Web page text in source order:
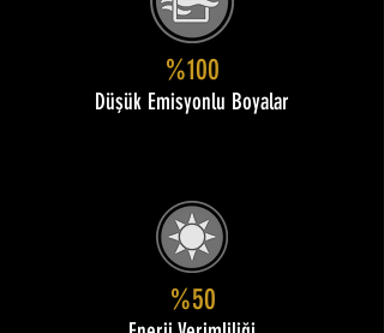
%100
Düşük Emisyonlu Boyalar
%50